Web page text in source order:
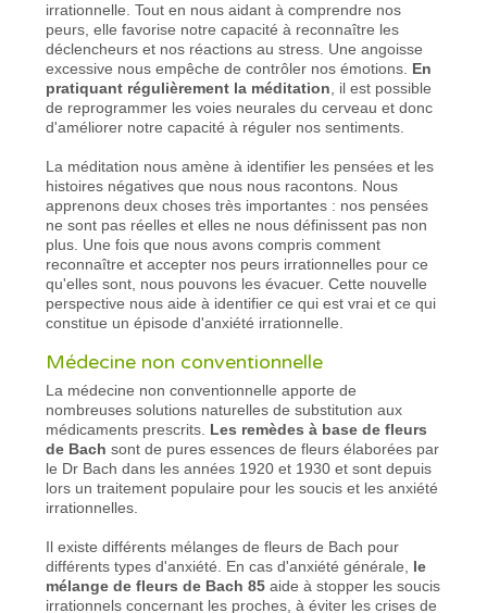
irrationnelle. Tout en nous aidant à comprendre nos
peurs, elle favorise notre capacité à reconnaître les
déclencheurs et nos réactions au stress. Une angoisse
excessive nous empêche de contrôler nos émotions. En
pratiquant régulièrement la méditation , il est possible
de reprogrammer les voies neurales du cerveau et donc
d'améliorer notre capacité à réguler nos sentiments.
La méditation nous amène à identifier les pensées et les
histoires négatives que nous nous racontons. Nous
apprenons deux choses très importantes : nos pensées
ne sont pas réelles et elles ne nous définissent pas non
plus. Une fois que nous avons compris comment
reconnaître et accepter nos peurs irrationnelles pour ce
qu'elles sont, nous pouvons les évacuer. Cette nouvelle
perspective nous aide à identifier ce qui est vrai et ce qui
constitue un épisode d'anxiété irrationnelle.
Médecine non conventionnelle
La médecine non conventionnelle apporte de
nombreuses solutions naturelles de substitution aux
médicaments prescrits. Les remèdes à base de fleurs
de Bach sont de pures essences de fleurs élaborées par
le Dr Bach dans les années 1920 et 1930 et sont depuis
lors un traitement populaire pour les soucis et les anxiété
irrationnelles.
Il existe différents mélanges de fleurs de Bach pour
différents types d'anxiété. En cas d'anxiété générale, le
mélange de fleurs de Bach 85 aide à stopper les soucis
irrationnels concernant les proches, à éviter les crises de